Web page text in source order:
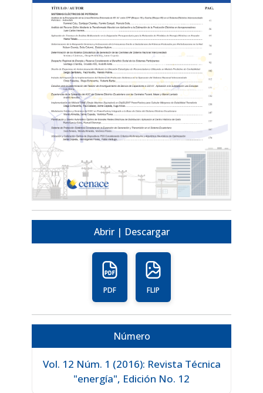
Abrir | Descargar
PDF FLIP
Número
Vol. 12 Núm. 1 (2016): Revista Técnica
"energía", Edición No. 12